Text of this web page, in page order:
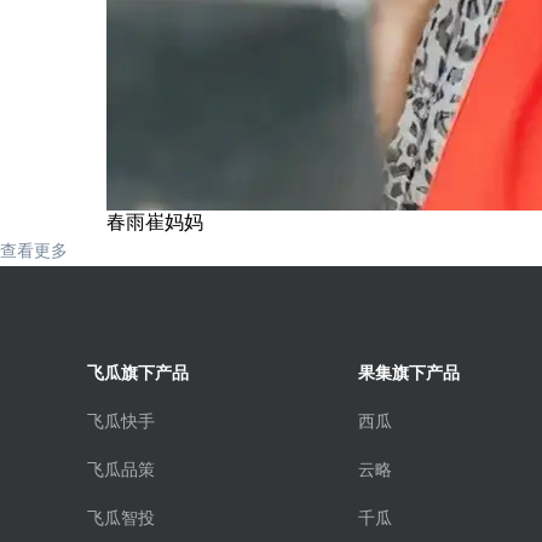
春雨崔妈妈
查看更多
飞瓜旗下产品
飞瓜快手
飞瓜品策
飞瓜智投
果集旗下产品
西瓜
云略
千瓜